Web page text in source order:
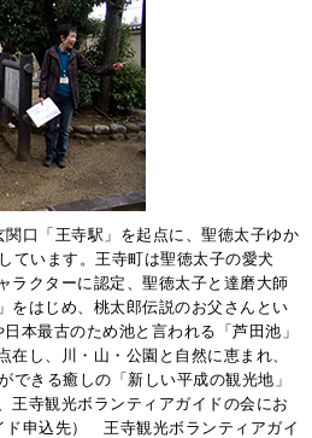
口「王寺駅」を起点に、聖徳太子ゆか
ています。王寺町は聖徳太子の愛犬
ラクターに認定、聖徳太子と達磨大師
をはじめ、桃太郎伝説のお父さんとい
本最古のため池と言われる「芦田池」
し、川・山・公園と自然に恵まれ、
できる癒しの「新しい平成の観光地」
王寺観光ボランティアガイドの会にお
ド申込先） 王寺観光ボランティアガイ